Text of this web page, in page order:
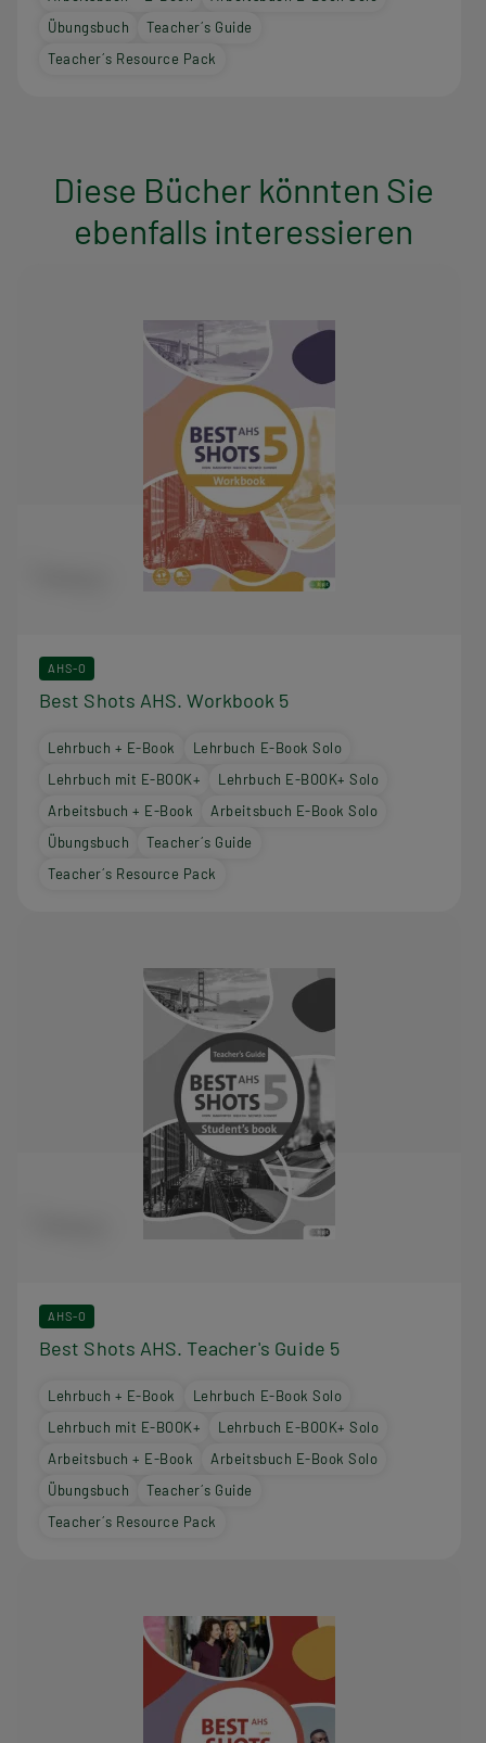
Übungsbuch
Teacher´s Guide
Teacher´s Resource Pack
Diese Bücher könnten Sie
ebenfalls interessieren
AHS-O
Best Shots AHS. Workbook 5
Lehrbuch + E-Book
Lehrbuch E-Book Solo
Lehrbuch mit E-BOOK+
Lehrbuch E-BOOK+ Solo
Arbeitsbuch + E-Book
Arbeitsbuch E-Book Solo
Übungsbuch
Teacher´s Guide
Teacher´s Resource Pack
AHS-O
Best Shots AHS. Teacher's Guide 5
Lehrbuch + E-Book
Lehrbuch E-Book Solo
Lehrbuch mit E-BOOK+
Lehrbuch E-BOOK+ Solo
Arbeitsbuch + E-Book
Arbeitsbuch E-Book Solo
Übungsbuch
Teacher´s Guide
Teacher´s Resource Pack